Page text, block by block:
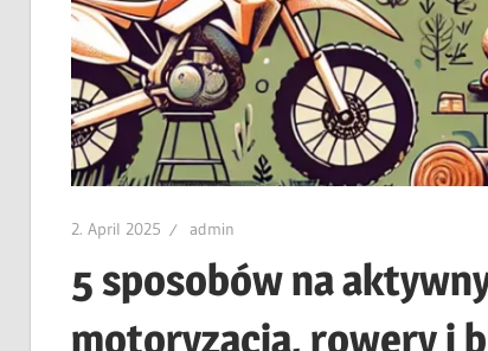
2. April 2025 admin
5 sposobów na
motoryzacja, rowery i